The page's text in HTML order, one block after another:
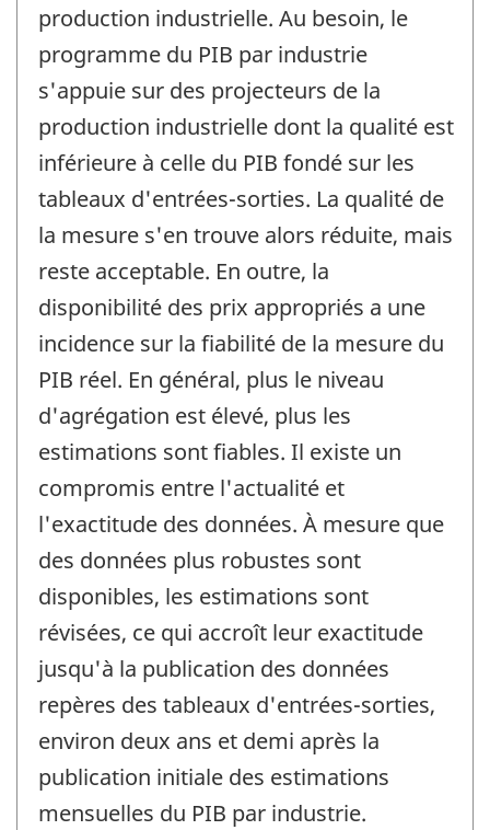
production industrielle. Au besoin, le
programme du PIB par industrie
s'appuie sur des projecteurs de la
production industrielle dont la qualité est
inférieure à celle du PIB fondé sur les
tableaux d'entrées-sorties. La qualité de
la mesure s'en trouve alors réduite, mais
reste acceptable. En outre, la
disponibilité des prix appropriés a une
incidence sur la fiabilité de la mesure du
PIB réel. En général, plus le niveau
d'agrégation est élevé, plus les
estimations sont fiables. Il existe un
compromis entre l'actualité et
l'exactitude des données. À mesure que
des données plus robustes sont
disponibles, les estimations sont
révisées, ce qui accroît leur exactitude
jusqu'à la publication des données
repères des tableaux d'entrées-sorties,
environ deux ans et demi après la
publication initiale des estimations
mensuelles du PIB par industrie.